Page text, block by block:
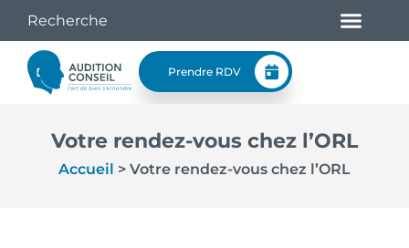
Prendre RDV
Votre rendez-vous chez l’ORL
Accueil > Votre rendez-vous chez l’ORL